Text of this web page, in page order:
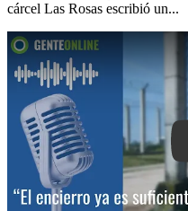
cárcel Las Rosas escribió un...